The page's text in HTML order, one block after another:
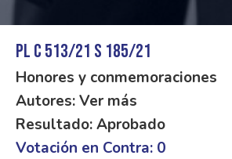
PL C 513/21 S 185/21
Honores y conmemoraciones
Autores: Ver más
Resultado: Aprobado
Votación en Contra: 0